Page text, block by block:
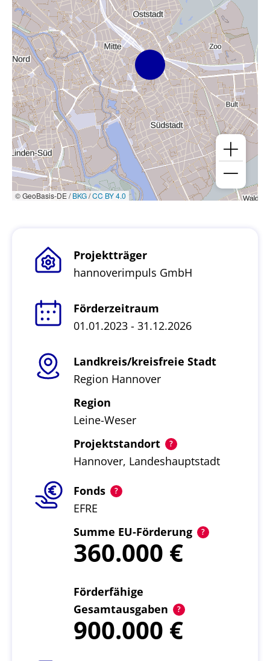
© GeoBasis-DE /BKG/CC BY 4.0
Projektträger
hannoverimpuls GmbH
Förderzeitraum
01.01.2023 - 31.12.2026
Landkreis/kreisfreie Stadt
Region Hannover
Region
Leine-Weser
Projektstandort
Hannover, Landeshauptstadt
Fonds
EFRE
Summe EU-Förderung
360.000
Förderfähige
Gesamtausgaben
900.000